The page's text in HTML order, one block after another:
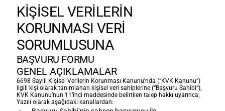
BİZE ULAŞIN
ONLINE MAĞAZA
KİŞİSEL VERİLERİN
KORUNMASI VERİ
SORUMLUSUNA
BAŞVURU FORMU
GENEL AÇIKLAMALAR
6698 Sayılı Kişisel Verilerin Korunması Kanunu’nda (“KVK Kanunu”)
ilgili kişi olarak tanımlanan kişisel veri sahiplerine (“Başvuru Sahibi”),
KVK Kanunu’nun 11’inci maddesinde belirtilen talep hakkı uyarınca;
Yazılı olarak aşağıdaki kanallardan: